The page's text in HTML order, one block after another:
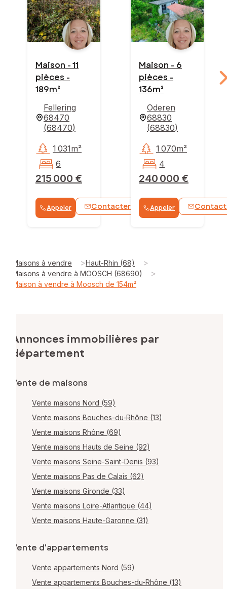
Maison - 11
pièces -
189m²
Fellering
68470
(68470)
215 000 €
1 031m²
6
Appeler Contacter WhatsApp
Maison - 6
pièces -
136m²
Oderen
68830
(68830)
240 000 €
1 070m²
4
Appeler
Maisons à vendre >Haut-Rhin (68) >
Maisons à vendre à MOOSCH (68690) >
Maison à vendre à Moosch de 154m²
Annonces immobilières par
département
Vente de maisons
Vente maisons Nord (59)
Vente maisons Bouches-du-Rhône (13)
Vente maisons Rhône (69)
Vente maisons Hauts de Seine (92)
Vente maisons Seine-Saint-Denis (93)
Vente maisons Pas de Calais (62)
Vente maisons Gironde (33)
Vente maisons Loire-Atlantique (44)
Vente maisons Haute-Garonne (31)
Vente d'appartements
Vente appartements Nord (59)
Vente appartements Bouches-du-Rhône (13)